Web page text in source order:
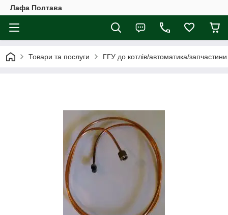
Лафа Полтава
Товари та послуги ГГУ до котлів/автоматика/запчастини